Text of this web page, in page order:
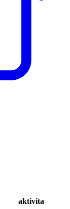
aktivita